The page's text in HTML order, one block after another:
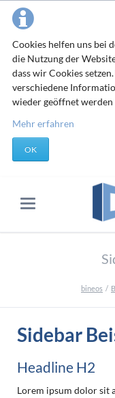
Cookies helfen uns bei
die Nutzung der
dass wir Cookies setzen.
verschiedene
wieder geöffnet werden
Mehr erfahren
OK
bineos
Sidebar
Headline H2
Lorem ipsum dolor sit